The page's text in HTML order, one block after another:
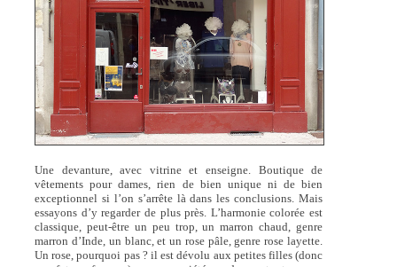
Une devanture, avec vitrine et enseigne. Boutique de
vêtements pour dames, rien de bien unique ni de bien
exceptionnel si l’on s’arrête là dans les conclusions. Mais
essayons d’y regarder de plus près. L’harmonie colorée est
classique, peut-être un peu trop, un marron chaud, genre
marron d’Inde, un blanc, et un rose pâle, genre rose layette.
Un rose, pourquoi pas ? il est dévolu aux petites filles (donc